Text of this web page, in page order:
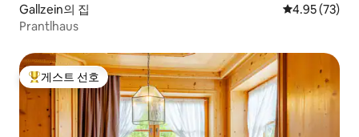
Gallzein의 집 평점 4.95점(5
4.95 (73)
Prantlhaus
상위 게스트 선호
게스트 선호